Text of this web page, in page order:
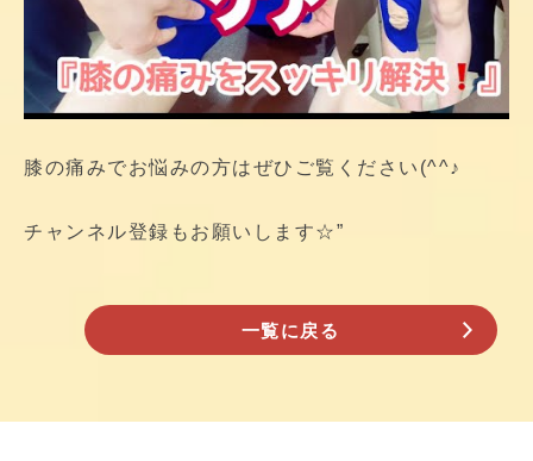
膝の痛みでお悩みの方はぜひご覧ください(^^♪
チャンネル登録もお願いします☆”
一覧に戻る